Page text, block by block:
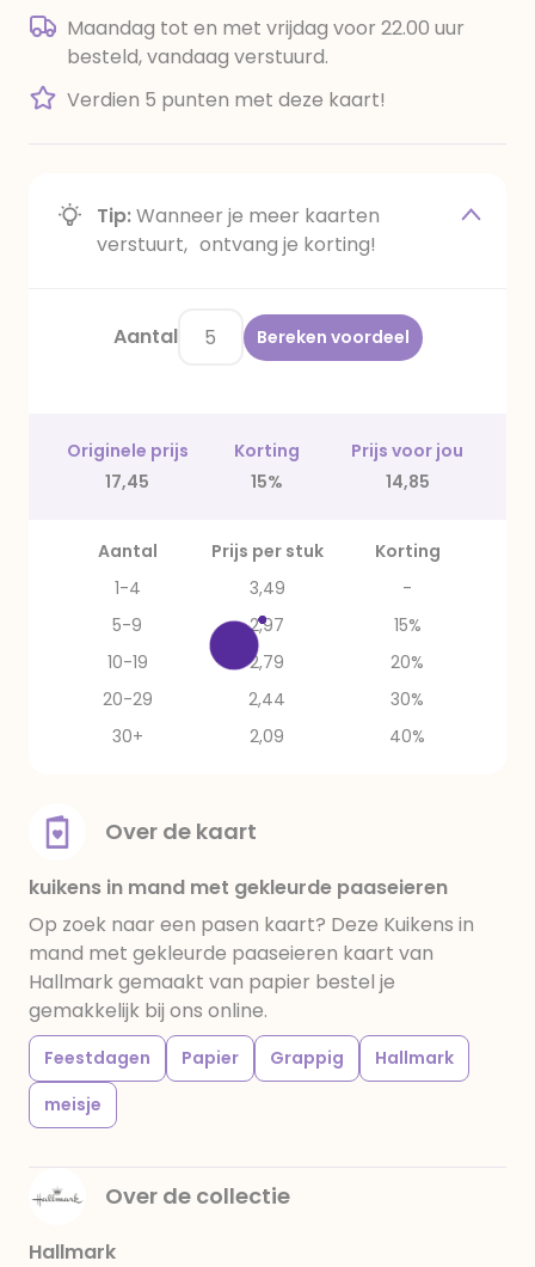
Maandag tot en met vrijdag voor 22.00 uur
besteld, vandaag verstuurd.
Verdien 5 punten met deze kaart!
Tip:Wanneer je meer kaarten
verstuurt, ontvang je korting!
Aantal Bereken voordeel
Originele prijs Korting
Prijs voor jou
17,45
15% 14,85
Aantal Prijs per stuk
Korting
1-4
3,49
-
5-9
2,97
15%
10-19
2,79
20%
20-29
2,44
30%
30+
2,09 40%
Over de kaart
kuikens in mand met gekleurde paaseieren
Op zoek naar een pasen kaart? Deze Kuikens in
mand met gekleurde paaseieren kaart van
Hallmark gemaakt van papier bestel je
gemakkelijk bij ons online.
Feestdagen Papier Grappig
Hallmark
meisje
Over de collectie
Hallmark